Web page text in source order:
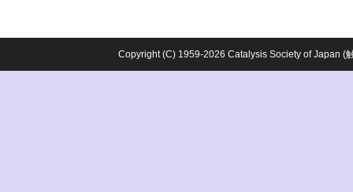
Copyright (C) 1959-2026 Catalysis Society of Japan (